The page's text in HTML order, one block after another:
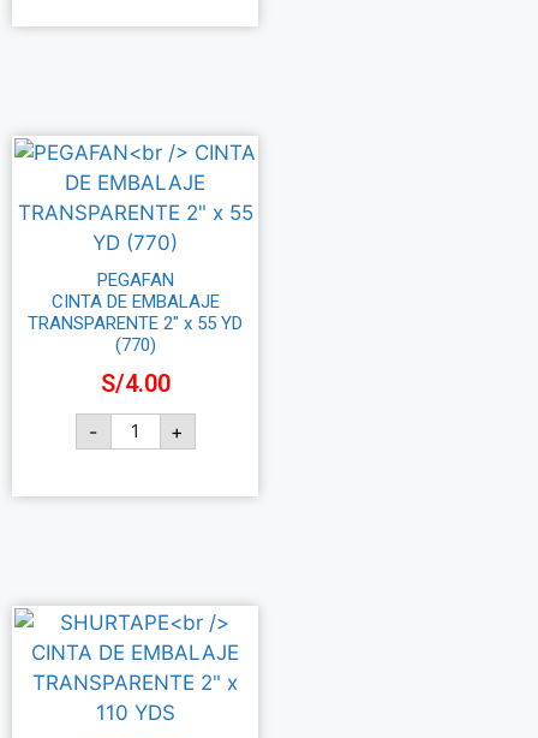
PEGAFAN
CINTA DE EMBALAJE
TRANSPARENTE 2″ x 55 YD
(770)
S/4.00
-
+